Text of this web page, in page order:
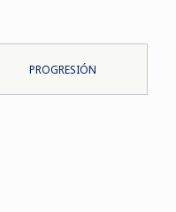
PROGRESIÓN